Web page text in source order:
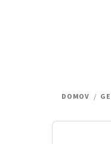
DOMOV /
B